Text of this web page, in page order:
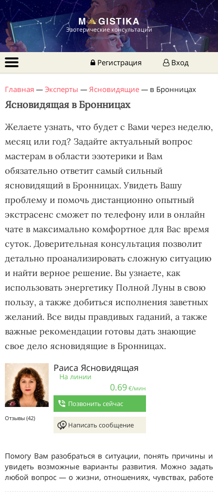
Эзотерические консультации
Регистрация Вход
Главная — Эксперты — Ясновидящие — в Бронницах
Ясновидящая в Бронницах
Желаете узнать, что будет с Вами через неделю,
месяц или год? Задайте актуальный вопрос
мастерам в области эзотерики и Вам
обязательно ответит самый сильный
ясновидящий в Бронницах. Увидеть Вашу
проблему и помочь дистанционно опытный
экстрасенс сможет по телефону или в онлайн
чате в максимально комфортное для Вас время
суток. Доверительная консультация позволит
детально проанализировать сложную ситуацию
и найти верное решение. Вы узнаете, как
использовать энергетику Полной Луны в свою
пользу, а также добиться исполнения заветных
желаний. Все виды правдивых гаданий, а также
важные рекомендации готовы дать знающие
свое дело ясновидящие в Бронницах.